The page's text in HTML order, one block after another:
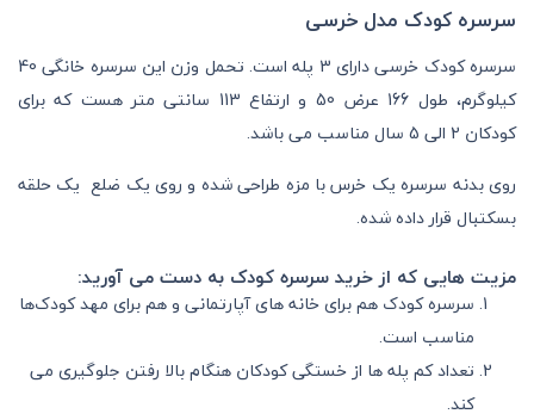
سرسره کودک مدل خرسی
سرسره کودک خرسی دارای 3 پله است. تحمل وزن این سرسره خانگی 40
کیلوگرم، طول 166 عرض 50 و ارتفاع 113 سانتی متر هست که برای
کودکان 2 الی 5 سال مناسب می باشد.
روی بدنه سرسره یک خرس با مزه طراحی شده و روی یک ضلع یک حلقه
بسکتبال قرار داده شده.
مزیت هایی که از خرید سرسره کودک به دست می آورید:
سرسره کودک هم برای خانه‌ های آپارتمانی و هم برای مهد کودک‌ها
مناسب است.
تعداد کم پله ها از خستگی کودکان هنگام بالا رفتن جلوگیری می
کند.